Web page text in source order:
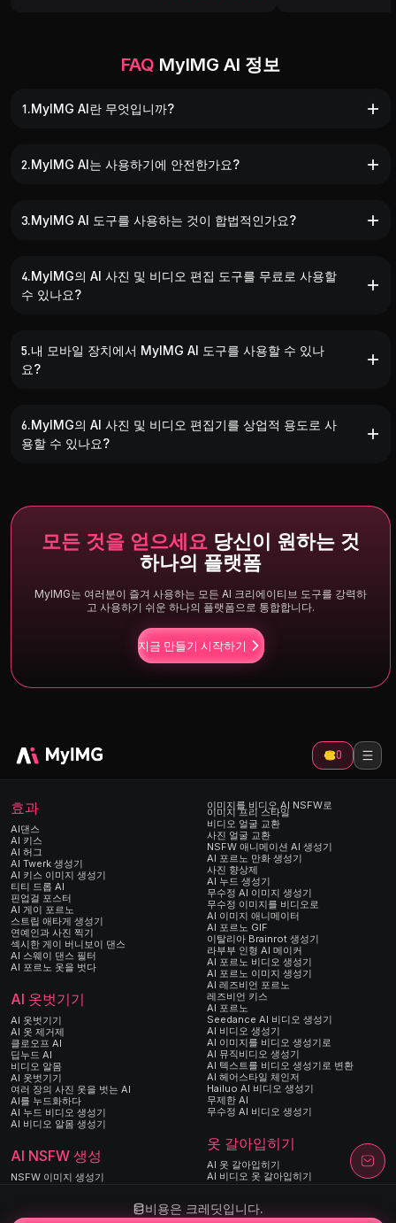
비용은 크레딧입니다.
FAQ MyIMG AI 정보
1.MyIMG AI란 무엇입니까?
2.MyIMG AI는 사용하기에 안전한가요?
3.MyIMG AI 도구를 사용하는 것이 합법적인가요?
4.MyIMG의 AI 사진 및 비디오 편집 도구를 무료로 사용할
수 있나요?
5.내 모바일 장치에서 MyIMG AI 도구를 사용할 수 있나
요?
6.MyIMG의 AI 사진 및 비디오 편집기를 상업적 용도로 사
용할 수 있나요?
모든 것을 얻으세요 당신이 원하는 것
하나의 플랫폼
MyIMG는 여러분이 즐겨 사용하는 모든 AI 크리에이티브 도구를 강력하
고 사용하기 쉬운 하나의 플랫폼으로 통합합니다.
지금 만들기 시작하기
0
효과
AI댄스
AI 키스
AI 허그
AI Twerk 생성기
AI 키스 이미지 생성기
티티 드롭 AI
핀업걸 포스터
AI 게이 포르노
스트립 애타게 생성기
연예인과 사진 찍기
섹시한 게이 버니보이 댄스
AI 스웨이 댄스 필터
AI 포르노 옷을 벗다
AI 옷벗기기
AI 옷벗기기
AI 옷 제거제
클로오프 AI
딥누드 AI
비디오 알몸
AI 옷벗기기
여러 장의 사진 옷을 벗는 AI
AI를 누드화하다
AI 누드 비디오 생성기
AI 비디오 알몸 생성기
AI NSFW 생성
NSFW 이미지 생성기
이미지를 비디오 AI NSFW로
이미지 프리 스타일
비디오 얼굴 교환
사진 얼굴 교환
NSFW 애니메이션 AI 생성기
AI 포르노 만화 생성기
사진 향상제
AI 누드 생성기
무수정 AI 이미지 생성기
무수정 이미지를 비디오로
AI 이미지 애니메이터
AI 포르노 GIF
이탈리아 Brainrot 생성기
라부부 인형 AI 메이커
AI 포르노 비디오 생성기
AI 포르노 이미지 생성기
AI 레즈비언 포르노
레즈비언 키스
AI 포르노
Seedance AI 비디오 생성기
AI 비디오 생성기
AI 이미지를 비디오 생성기로
AI 뮤직비디오 생성기
AI 텍스트를 비디오 생성기로 변환
AI 헤어스타일 체인저
Hailuo AI 비디오 생성기
무제한 AI
무수정 AI 비디오 생성기
옷 갈아입히기
AI 옷 갈아입히기
AI 비디오 옷 갈아입히기